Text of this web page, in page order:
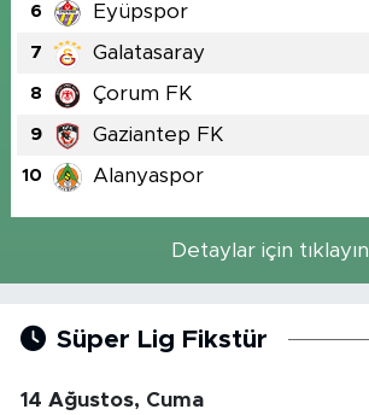
6 Eyüpspor
7 Galatasaray
8 Çorum FK
9 Gaziantep FK
10 Alanyaspor
Detaylar için tıklayın
Süper Lig Fikstür
14 Ağustos, Cuma